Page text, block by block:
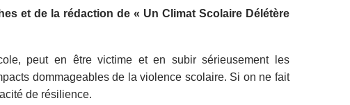
et de la rédaction de « Un Climat Scolaire Délétère
peut en être victime et en subir sérieusement les
dommageables de la violence scolaire. Si on ne fait
de résilience.